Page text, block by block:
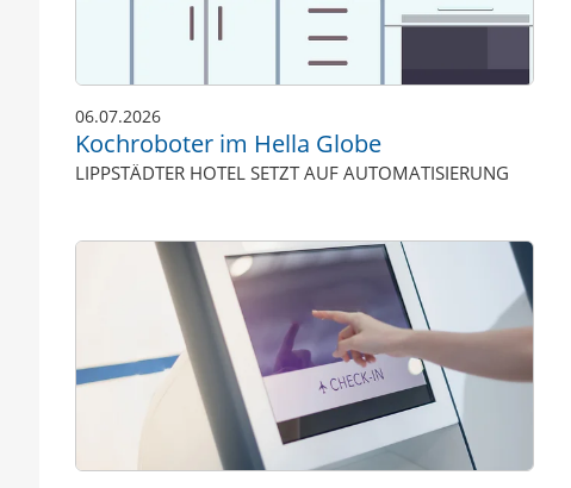
06.07.2026
Kochroboter im Hella Globe
LIPPSTÄDTER HOTEL SETZT AUF AUTOMATISIERUNG